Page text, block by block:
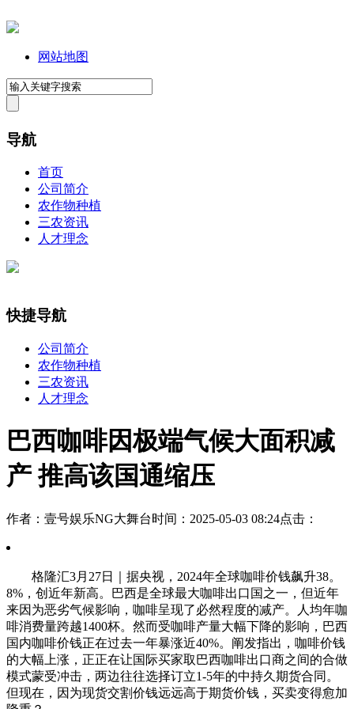
网站地图
导航
首页
公司简介
农作物种植
三农资讯
人才理念
快捷导航
公司简介
农作物种植
三农资讯
人才理念
巴西咖啡因极端气候大面积减
产 推高该国通缩压
作者：壹号娱乐NG大舞台时间：2025-05-03 08:24点击：
格隆汇3月27日｜据央视，2024年全球咖啡价钱飙升38。
8%，创近年新高。巴西是全球最大咖啡出口国之一，但近年
来因为恶劣气候影响，咖啡呈现了必然程度的减产。人均年咖
啡消费量跨越1400杯。然而受咖啡产量大幅下降的影响，巴西
国内咖啡价钱正在过去一年暴涨近40%。阐发指出，咖啡价钱
的大幅上涨，正正在让国际买家取巴西咖啡出口商之间的合做
模式蒙受冲击，两边往往选择订立1-5年的中持久期货合同。
但现在，因为现货交割价钱远远高于期货价钱，买卖变得愈加